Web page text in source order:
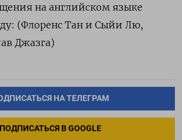
на английском языке
(Флоренс Тан и Сыйи Лю,
Джазга)
НА ТЕЛЕГРАМ
ПОДПИСАТЬСЯ В GOOGLE